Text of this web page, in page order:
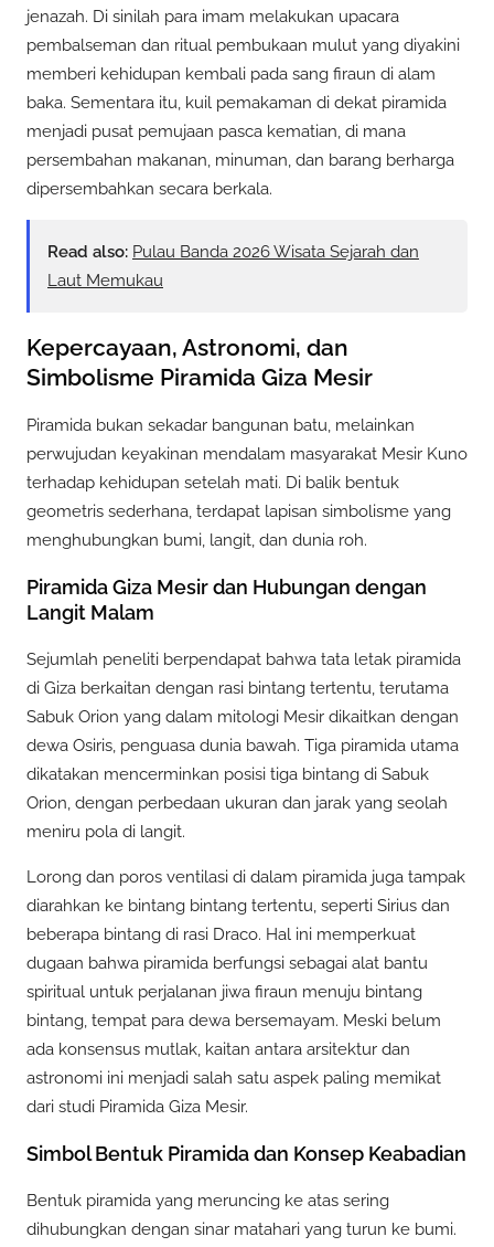
jenazah. Di sinilah para imam melakukan upacara
pembalseman dan ritual pembukaan mulut yang diyakini
memberi kehidupan kembali pada sang firaun di alam
baka. Sementara itu, kuil pemakaman di dekat piramida
menjadi pusat pemujaan pasca kematian, di mana
persembahan makanan, minuman, dan barang berharga
dipersembahkan secara berkala.
Read also: Pulau Banda 2026 Wisata Sejarah dan
Laut Memukau
Kepercayaan, Astronomi, dan
Simbolisme Piramida Giza Mesir
Piramida bukan sekadar bangunan batu, melainkan
perwujudan keyakinan mendalam masyarakat Mesir Kuno
terhadap kehidupan setelah mati. Di balik bentuk
geometris sederhana, terdapat lapisan simbolisme yang
menghubungkan bumi, langit, dan dunia roh.
Piramida Giza Mesir dan Hubungan dengan
Langit Malam
Sejumlah peneliti berpendapat bahwa tata letak piramida
di Giza berkaitan dengan rasi bintang tertentu, terutama
Sabuk Orion yang dalam mitologi Mesir dikaitkan dengan
dewa Osiris, penguasa dunia bawah. Tiga piramida utama
dikatakan mencerminkan posisi tiga bintang di Sabuk
Orion, dengan perbedaan ukuran dan jarak yang seolah
meniru pola di langit.
Lorong dan poros ventilasi di dalam piramida juga tampak
diarahkan ke bintang bintang tertentu, seperti Sirius dan
beberapa bintang di rasi Draco. Hal ini memperkuat
dugaan bahwa piramida berfungsi sebagai alat bantu
spiritual untuk perjalanan jiwa firaun menuju bintang
bintang, tempat para dewa bersemayam. Meski belum
ada konsensus mutlak, kaitan antara arsitektur dan
astronomi ini menjadi salah satu aspek paling memikat
dari studi Piramida Giza Mesir.
Simbol Bentuk Piramida dan Konsep Keabadian
Bentuk piramida yang meruncing ke atas sering
dihubungkan dengan sinar matahari yang turun ke bumi.